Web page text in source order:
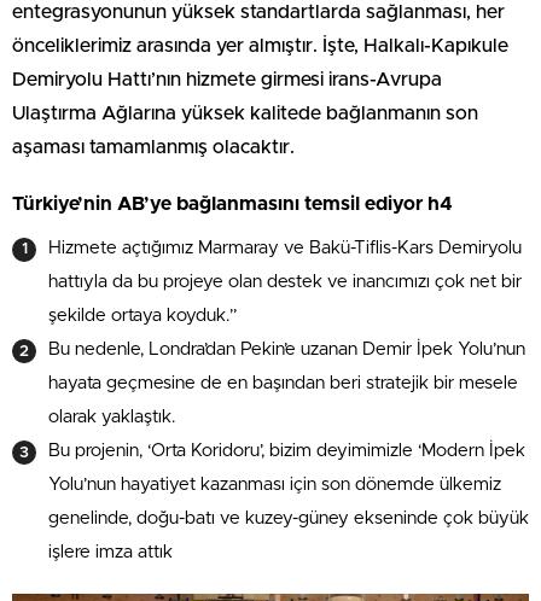
entegrasyonunun yüksek standartlarda sağlanması, her
önceliklerimiz arasında yer almıştır. İşte, Halkalı-Kapıkule
Demiryolu Hattı’nın hizmete girmesi irans-Avrupa
Ulaştırma Ağlarına yüksek kalitede bağlanmanın son
aşaması tamamlanmış olacaktır.
Türkiye’nin AB’ye bağlanmasını temsil ediyor h4
Hizmete açtığımız Marmaray ve Bakü-Tiflis-Kars Demiryolu
hattıyla da bu projeye olan destek ve inancımızı çok net bir
şekilde ortaya koyduk.”
Bu nedenle, Londra’dan Pekin’e uzanan Demir İpek Yolu’nun
hayata geçmesine de en başından beri stratejik bir mesele
olarak yaklaştık.
Bu projenin, ‘Orta Koridoru’, bizim deyimimizle ‘Modern İpek
Yolu’nun hayatiyet kazanması için son dönemde ülkemiz
genelinde, doğu-batı ve kuzey-güney ekseninde çok büyük
işlere imza attık